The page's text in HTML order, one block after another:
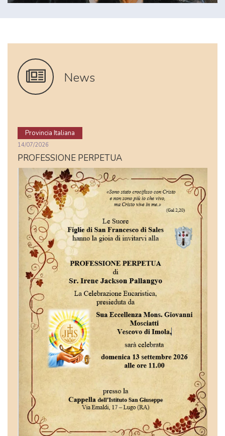
News
Provincia Italiana
14/07/2026
PROFESSIONE PERPETUA